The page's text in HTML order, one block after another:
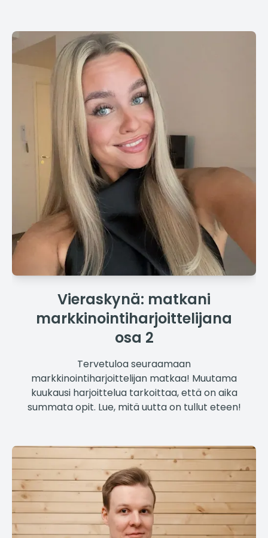
Vieraskynä: matkani
markkinointiharjoittelijana
osa 2
Tervetuloa seuraamaan
markkinointiharjoittelijan matkaa! Muutama
kuukausi harjoittelua tarkoittaa, että on aika
summata opit. Lue, mitä uutta on tullut eteen!